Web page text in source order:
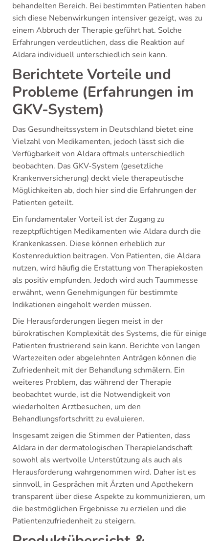
behandelten Bereich. Bei bestimmten Patienten haben
sich diese Nebenwirkungen intensiver gezeigt, was zu
einem Abbruch der Therapie geführt hat. Solche
Erfahrungen verdeutlichen, dass die Reaktion auf
Aldara individuell unterschiedlich sein kann.
Berichtete Vorteile und
Probleme (Erfahrungen im
GKV-System)
Das Gesundheitssystem in Deutschland bietet eine
Vielzahl von Medikamenten, jedoch lässt sich die
Verfügbarkeit von Aldara oftmals unterschiedlich
beobachten. Das GKV-System (gesetzliche
Krankenversicherung) deckt viele therapeutische
Möglichkeiten ab, doch hier sind die Erfahrungen der
Patienten geteilt.
Ein fundamentaler Vorteil ist der Zugang zu
rezeptpflichtigen Medikamenten wie Aldara durch die
Krankenkassen. Diese können erheblich zur
Kostenreduktion beitragen. Von Patienten, die Aldara
nutzen, wird häufig die Erstattung von Therapiekosten
als positiv empfunden. Jedoch wird auch Taummesse
erwähnt, wenn Genehmigungen für bestimmte
Indikationen eingeholt werden müssen.
Die Herausforderungen liegen meist in der
bürokratischen Komplexität des Systems, die für einige
Patienten frustrierend sein kann. Berichte von langen
Wartezeiten oder abgelehnten Anträgen können die
Zufriedenheit mit der Behandlung schmälern. Ein
weiteres Problem, das während der Therapie
beobachtet wurde, ist die Notwendigkeit von
wiederholten Arztbesuchen, um den
Behandlungsfortschritt zu evaluieren.
Insgesamt zeigen die Stimmen der Patienten, dass
Aldara in der dermatologischen Therapielandschaft
sowohl als wertvolle Unterstützung als auch als
Herausforderung wahrgenommen wird. Daher ist es
sinnvoll, in Gesprächen mit Ärzten und Apothekern
transparent über diese Aspekte zu kommunizieren, um
die bestmöglichen Ergebnisse zu erzielen und die
Patientenzufriedenheit zu steigern.